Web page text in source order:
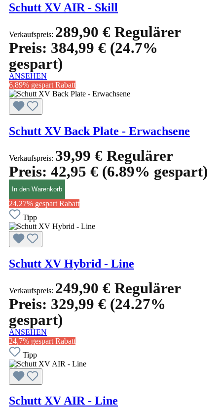
Schutt XV AIR - Skill
Verkaufspreis: 289,90 € Regulärer
Preis: 384,99 € (24.7%
gespart)
ANSEHEN
6,89% gespart Rabatt
Schutt XV Back Plate - Erwachsene
Verkaufspreis: 39,99 € Regulärer
Preis: 42,95 € (6.89% gespart)
In den Warenkorb
24,27% gespart Rabatt
Tipp
Schutt XV Hybrid - Line
Verkaufspreis: 249,90 € Regulärer
Preis: 329,99 € (24.27%
gespart)
ANSEHEN
24,7% gespart Rabatt
Tipp
Schutt XV AIR - Line